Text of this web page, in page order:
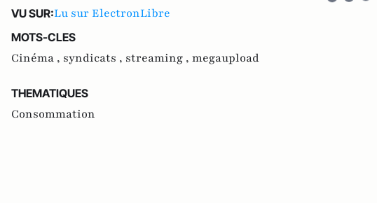
VU SUR:Lu sur ElectronLibre
MOTS-CLES
Cinéma , syndicats , streaming , megaupload
THEMATIQUES
Consommation